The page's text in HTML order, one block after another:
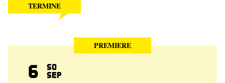
TERMINE
PREMIERE
6 So
Sep